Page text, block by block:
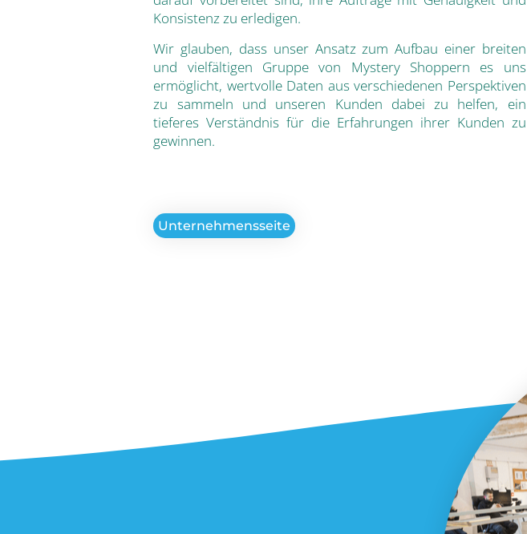
Konsistenz zu erledigen.
Wir glauben, dass unser Ansatz zum Aufbau einer breiten
und vielfältigen Gruppe von Mystery Shoppern es uns
ermöglicht, wertvolle Daten aus verschiedenen Perspektiven
zu sammeln und unseren Kunden dabei zu helfen, ein
tieferes Verständnis für die Erfahrungen ihrer Kunden zu
gewinnen.
Unternehmensseite